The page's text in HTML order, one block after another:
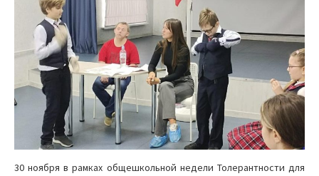
30 ноября в рамках общешкольной недели Толерантности для